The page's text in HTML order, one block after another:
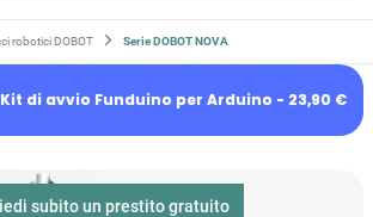
robotici DOBOT Serie DOBOT NOVA
Kit di avvio Funduino per Arduino - 23,90 €
subito un prestito gratuito